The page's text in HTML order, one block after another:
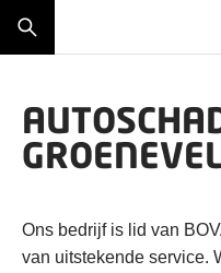
Ons bedrijf is lid van
van uitstekende service.